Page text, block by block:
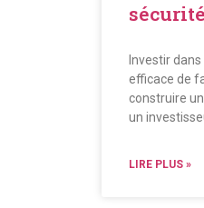
Investir
efficace de
construire
un
LIRE PLUS »